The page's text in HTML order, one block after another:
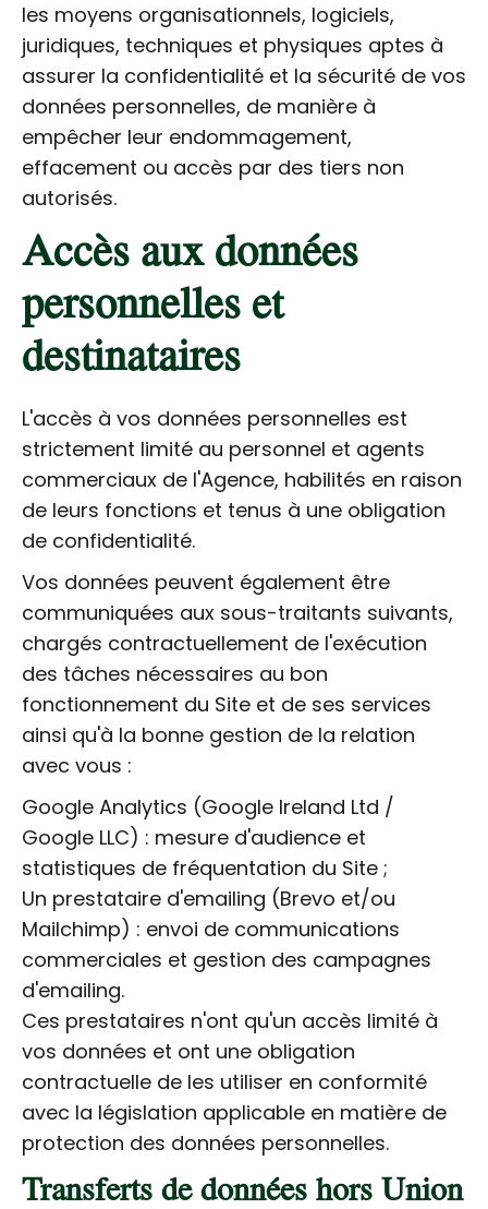
les moyens organisationnels, logiciels,
juridiques, techniques et physiques aptes à
assurer la confidentialité et la sécurité de vos
données personnelles, de manière à
empêcher leur endommagement,
effacement ou accès par des tiers non
autorisés.
Accès aux données
personnelles et
destinataires
L'accès à vos données personnelles est
strictement limité au personnel et agents
commerciaux de l'Agence, habilités en raison
de leurs fonctions et tenus à une obligation
de confidentialité.
Vos données peuvent également être
communiquées aux sous-traitants suivants,
chargés contractuellement de l'exécution
des tâches nécessaires au bon
fonctionnement du Site et de ses services
ainsi qu'à la bonne gestion de la relation
avec vous :
Google Analytics (Google Ireland Ltd /
Google LLC) : mesure d'audience et
statistiques de fréquentation du Site ;
Un prestataire d'emailing (Brevo et/ou
Mailchimp) : envoi de communications
commerciales et gestion des campagnes
d'emailing.
Ces prestataires n'ont qu'un accès limité à
vos données et ont une obligation
contractuelle de les utiliser en conformité
avec la législation applicable en matière de
protection des données personnelles.
Transferts de données hors Union